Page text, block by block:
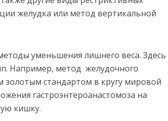
желудка или метод вертикальной
уменьшения лишнего веса. Здесь
Например, метод желудочного
стандартом в кругу мировой
гастроэнтероанастомоза на
кишку.